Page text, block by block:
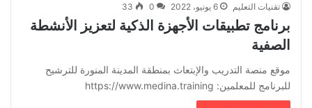
تقنيات التعليم 6 يونيو، 2022 0
33
برنامج تطبيقات الأجهزة الذكية لتعزيز الأنشطة
الصفية
موقع منصة التدريب والإبتعاث بمنطقة المدينة المنورة للترشيح
للبرنامج للمعلمين: https://www.medina.training